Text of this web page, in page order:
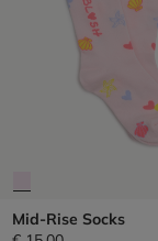
Mid-Rise Socks